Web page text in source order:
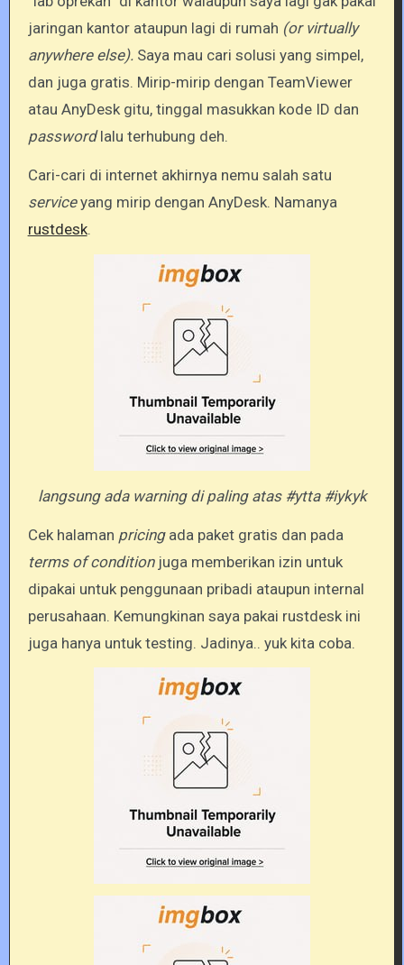
jaringan kantor ataupun lagi di rumah (or virtually
anywhere else). Saya mau cari solusi yang simpel,
dan juga gratis. Mirip-mirip dengan TeamViewer
atau AnyDesk gitu, tinggal masukkan kode ID dan
passwordlalu terhubung deh.
Cari-cari di internet akhirnya nemu salah satu
serviceyang mirip dengan AnyDesk. Namanya
rustdesk.
langsung ada warning di paling atas #ytta #iykyk
Cek halaman pricing ada paket gratis dan pada
terms of condition juga memberikan izin untuk
dipakai untuk penggunaan pribadi ataupun internal
perusahaan. Kemungkinan saya pakai rustdesk ini
juga hanya untuk testing. Jadinya.. yuk kita coba.